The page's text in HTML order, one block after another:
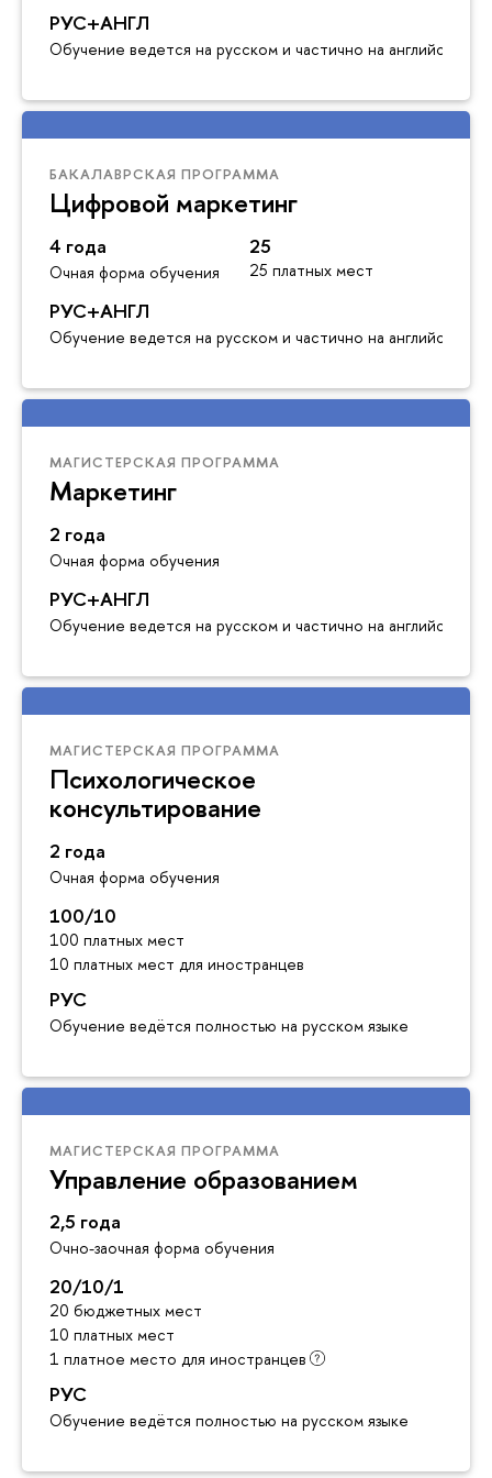
РУС+АНГЛ
Обучение ведется на русском и частично на английском
БАКАЛАВРСКАЯ ПРОГРАММА
Цифровой маркетинг
4 года
Очная форма обучения
25
25 платных мест
РУС+АНГЛ
Обучение ведется на русском и частично на английском
МАГИСТЕРСКАЯ ПРОГРАММА
Маркетинг
2 года
Очная форма обучения
РУС+АНГЛ
Обучение ведется на русском и частично на английском
МАГИСТЕРСКАЯ ПРОГРАММА
Психологическое
консультирование
2 года
Очная форма обучения
100/10
100 платных мест
10 платных мест для иностранцев
РУС
Обучение ведётся полностью на русском языке
МАГИСТЕРСКАЯ ПРОГРАММА
Управление образованием
2,5 года
Очно-заочная форма обучения
20/10/1
20 бюджетных мест
10 платных мест
1 платное место для иностранцев
РУС
Обучение ведётся полностью на русском языке